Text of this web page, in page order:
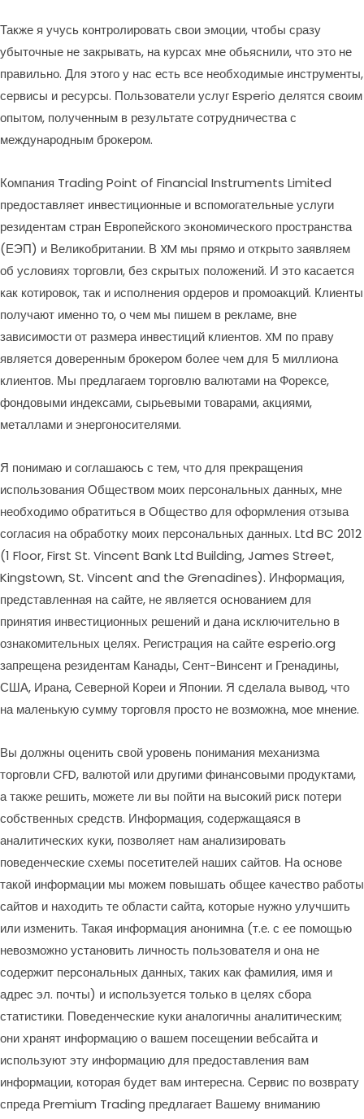
Также я учусь контролировать свои эмоции, чтобы сразу
убыточные не закрывать, на курсах мне обьяснили, что это не
правильно. Для этого у нас есть все необходимые инструменты,
сервисы и ресурсы. Пользователи услуг Esperio делятся своим
опытом, полученным в результате сотрудничества с
международным брокером.
Компания Trading Point of Financial Instruments Limited
предоставляет инвестиционные и вспомогательные услуги
резидентам стран Европейского экономического пространства
(ЕЭП) и Великобритании. В XM мы прямо и открыто заявляем
об условиях торговли, без скрытых положений. И это касается
как котировок, так и исполнения ордеров и промоакций. Клиенты
получают именно то, о чем мы пишем в рекламе, вне
зависимости от размера инвестиций клиентов. XM по праву
является доверенным брокером более чем для 5 миллиона
клиентов. Мы предлагаем торговлю валютами на Форексе,
фондовыми индексами, сырьевыми товарами, акциями,
металлами и энергоносителями.
Я понимаю и соглашаюсь с тем, что для прекращения
использования Обществом моих персональных данных, мне
необходимо обратиться в Общество для оформления отзыва
согласия на обработку моих персональных данных. Ltd BC 2012
(1 Floor, First St. Vincent Bank Ltd Building, James Street,
Kingstown, St. Vincent and the Grenadines). Информация,
представленная на сайте, не является основанием для
принятия инвестиционных решений и дана исключительно в
ознакомительных целях. Регистрация на сайте esperio.org
запрещена резидентам Канады, Сент-Винсент и Гренадины,
США, Ирана, Северной Кореи и Японии. Я сделала вывод, что
на маленькую сумму торговля просто не возможна, мое мнение.
Вы должны оценить свой уровень понимания механизма
торговли CFD, валютой или другими финансовыми продуктами,
а также решить, можете ли вы пойти на высокий риск потери
собственных средств. Информация, содержащаяся в
аналитических куки, позволяет нам анализировать
поведенческие схемы посетителей наших сайтов. На основе
такой информации мы можем повышать общее качество работы
сайтов и находить те области сайта, которые нужно улучшить
или изменить. Такая информация анонимна (т.е. с ее помощью
невозможно установить личность пользователя и она не
содержит персональных данных, таких как фамилия, имя и
адрес эл. почты) и используется только в целях сбора
статистики. Поведенческие куки аналогичны аналитическим;
они хранят информацию о вашем посещении вебсайта и
используют эту информацию для предоставления вам
информации, которая будет вам интересна. Сервис по возврату
спреда Premium Trading предлагает Вашему вниманию